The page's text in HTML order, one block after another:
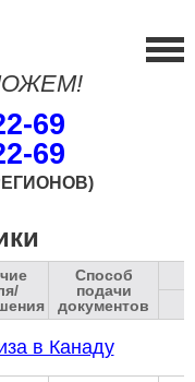
69
69
Способ
подачи
документов
в Канаду